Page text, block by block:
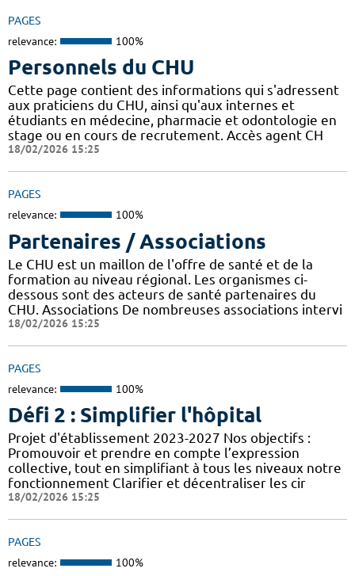
PAGES
relevance: 100%
Personnels du CHU
Cette page contient des informations qui s'adressent
aux praticiens du CHU, ainsi qu'aux internes et
étudiants en médecine, pharmacie et odontologie en
stage ou en cours de recrutement. Accès agent CH
18/02/2026 15:25
PAGES
relevance: 100%
Partenaires / Associations
Le CHU est un maillon de l'offre de santé et de la
formation au niveau régional. Les organismes ci-
dessous sont des acteurs de santé partenaires du
CHU. Associations De nombreuses associations intervi
18/02/2026 15:25
PAGES
relevance: 100%
Défi 2 : Simplifier l'hôpital
Projet d'établissement 2023-2027 Nos objectifs :
Promouvoir et prendre en compte l’expression
collective, tout en simplifiant à tous les niveaux notre
fonctionnement Clarifier et décentraliser les cir
18/02/2026 15:25
PAGES
relevance: 100%